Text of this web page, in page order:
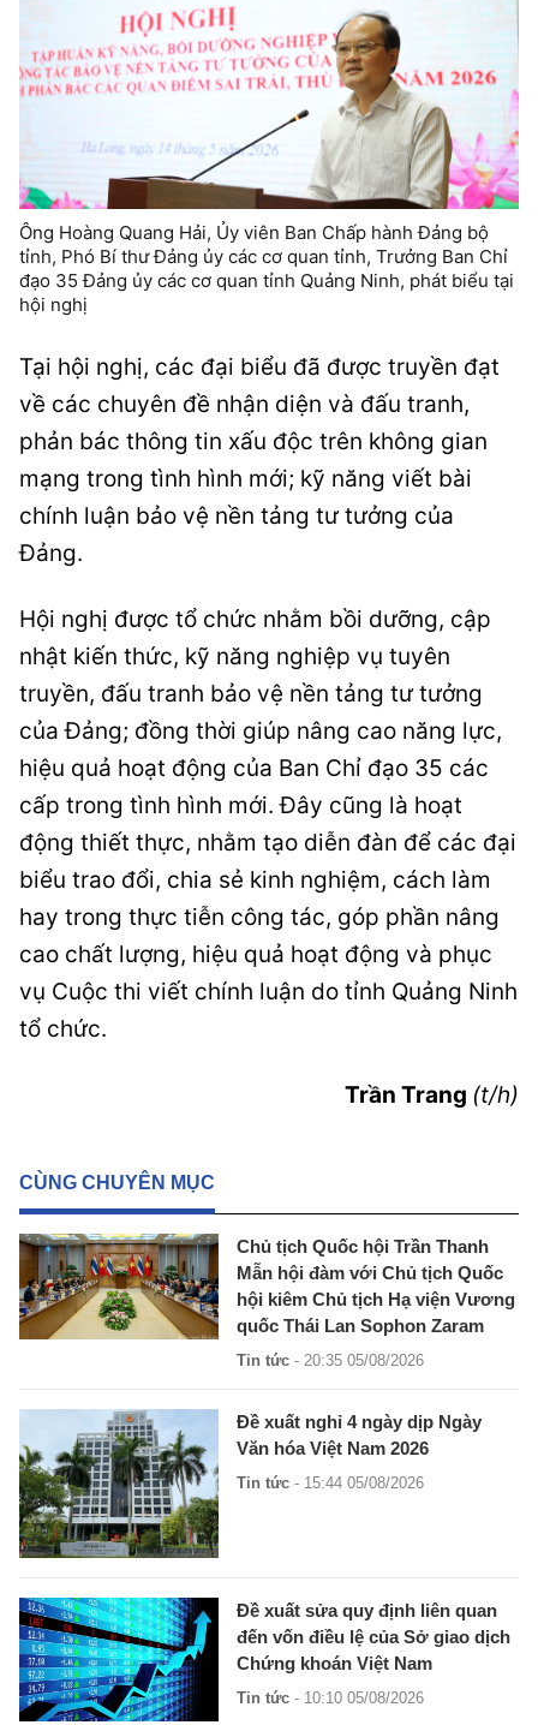
Ông Hoàng Quang Hải, Ủy viên Ban Chấp hành Đảng bộ
tỉnh, Phó Bí thư Đảng ủy các cơ quan tỉnh, Trưởng Ban Chỉ
đạo 35 Đảng ủy các cơ quan tỉnh Quảng Ninh, phát biểu tại
hội nghị
Tại hội nghị, các đại biểu đã được truyền đạt
về các chuyên đề nhận diện và đấu tranh,
phản bác thông tin xấu độc trên không gian
mạng trong tình hình mới; kỹ năng viết bài
chính luận bảo vệ nền tảng tư tưởng của
Đảng.
Hội nghị được tổ chức nhằm bồi dưỡng, cập
nhật kiến thức, kỹ năng nghiệp vụ tuyên
truyền, đấu tranh bảo vệ nền tảng tư tưởng
của Đảng; đồng thời giúp nâng cao năng lực,
hiệu quả hoạt động của Ban Chỉ đạo 35 các
cấp trong tình hình mới. Đây cũng là hoạt
động thiết thực, nhằm tạo diễn đàn để các đại
biểu trao đổi, chia sẻ kinh nghiệm, cách làm
hay trong thực tiễn công tác, góp phần nâng
cao chất lượng, hiệu quả hoạt động và phục
vụ Cuộc thi viết chính luận do tỉnh Quảng Ninh
tổ chức.
Trần Trang (t/h)
CÙNG CHUYÊN MỤC
Chủ tịch Quốc hội Trần Thanh
Mẫn hội đàm với Chủ tịch Quốc
hội kiêm Chủ tịch Hạ viện Vương
quốc Thái Lan Sophon Zaram
Tin tức - 20:35 05/08/2026
Đề xuất nghỉ 4 ngày dịp Ngày
Văn hóa Việt Nam 2026
Tin tức - 15:44 05/08/2026
Đề xuất sửa quy định liên quan
đến vốn điều lệ của Sở giao dịch
Chứng khoán Việt Nam
Tin tức - 10:10 05/08/2026